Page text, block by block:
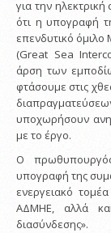
για την
ότι η υπογραφή
επενδυτικό
(Great Sea
άρση των
φτάσουμε στις
υποχωρήσουν
με το έργο.
Ο
υπογραφή της
ενεργειακό
ΑΔΜΗΕ, αλλά
διασύνδεσης».